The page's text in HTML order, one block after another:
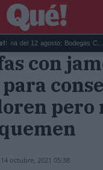
12 agosto: Bodegas C...
con
pero
14 octubre, 2021 05:38